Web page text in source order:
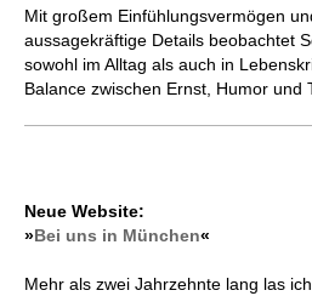
Mit großem Einfühlungs­vermögen
aussage­kräftige Details beobachtet
sowohl im Alltag als auch in
Balance zwischen Ernst, Humor und
Neue Website:
»Bei uns in München«
Mehr als zwei Jahrzehnte lang las